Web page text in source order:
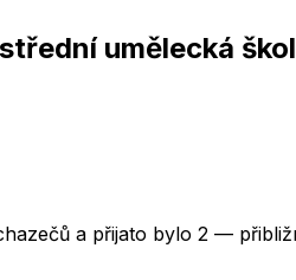
umělecká
a přijato bylo 2 —